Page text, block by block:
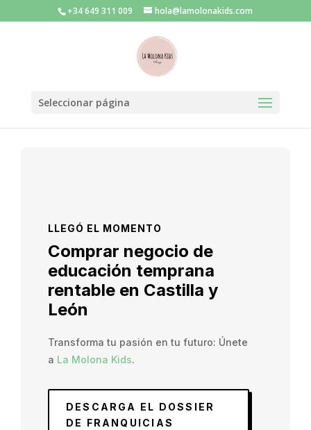
+34 649 311 009 hola@lamolonakids.com
Seleccionar página
LLEGÓ EL MOMENTO
Comprar negocio de
educación temprana
rentable en Castilla y
León
Transforma tu pasión en tu futuro: Únete
a La Molona Kids.
DESCARGA EL DOSSIER
DE FRANQUICIAS